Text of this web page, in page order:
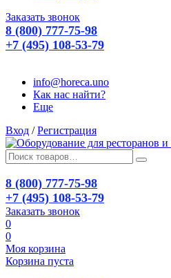
Заказать звонок
8 (800) 777-75-98
+7 (495) 108-53-79
info@horeca.uno
Как нас найти?
Еще
Вход / Регистрация
8 (800) 777-75-98
+7 (495) 108-53-79
Заказать звонок
0
0
Моя корзина
Корзина пуста